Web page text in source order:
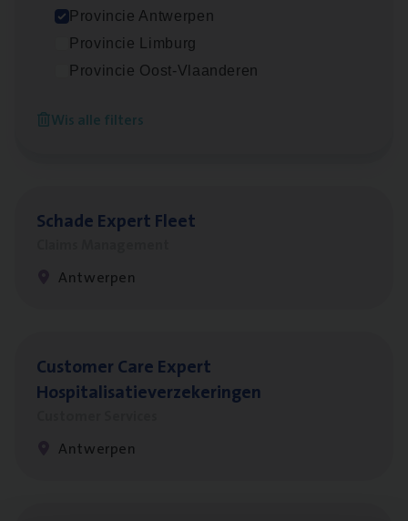
Provincie Antwerpen
Provincie Limburg
Provincie Oost-Vlaanderen
Wis alle filters
Busi­ness Mana­ger Mari­ne Cargo
Antwerpen
Scha­de Expert Fleet
Antwerpen
Cus­to­mer Care Expert
Hospitalisatieverzekeringen
Antwerpen